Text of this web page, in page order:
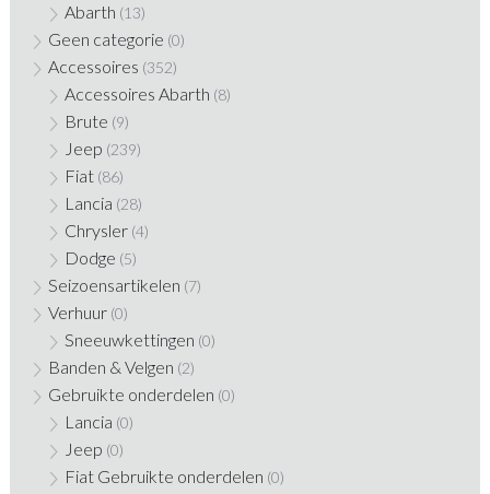
Abarth (13)
Geen categorie (0)
Accessoires (352)
Accessoires Abarth (8)
Brute (9)
Jeep (239)
Fiat (86)
Lancia (28)
Chrysler (4)
Dodge (5)
Seizoensartikelen (7)
Verhuur (0)
Sneeuwkettingen (0)
Banden & Velgen (2)
Gebruikte onderdelen (0)
Lancia (0)
Jeep (0)
Fiat Gebruikte onderdelen (0)